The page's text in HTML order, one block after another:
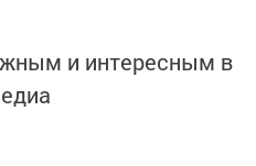
и интересным в